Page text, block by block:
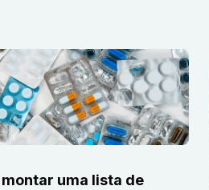
montar uma lista de